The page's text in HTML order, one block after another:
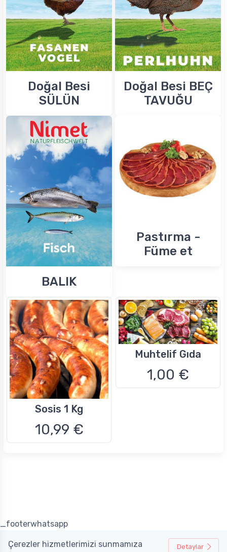
Doğal Besi
SÜLÜN
Doğal Besi BEÇ
TAVUĞU
BALIK
Pastırma -
Füme et
Sosis 1 Kg
10,99 €
Muhtelif Gıda
1,00 €
_footerwhatsapp
Çerezler hizmetlerimizi sunmamıza
Detaylar